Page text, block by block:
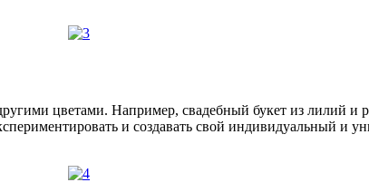
цветами. Например, свадебный букет из лилий и
и создавать свой индивидуальный и